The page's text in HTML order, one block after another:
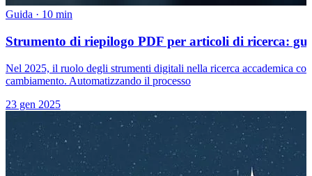
Guida · 10 min
Strumento di riepilogo PDF per articoli di ricerca:
Nel 2025, il ruolo degli strumenti digitali nella ricerca accademica
cambiamento. Automatizzando il processo
23 gen 2025